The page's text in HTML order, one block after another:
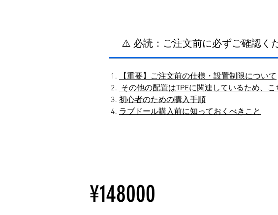
⚠️ 必読：ご注文前に必ずご確認く
【重要】ご注文前の仕様・設置制限について
その他の配置はTPEに関連しているため、
初心者のための購入手順
ラブドール購入前に知っておくべきこと
¥148000